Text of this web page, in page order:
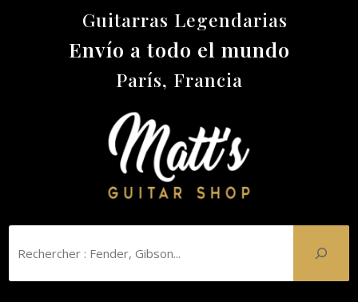
Guitarras Legendarias
Envío a todo el mundo
París, Francia